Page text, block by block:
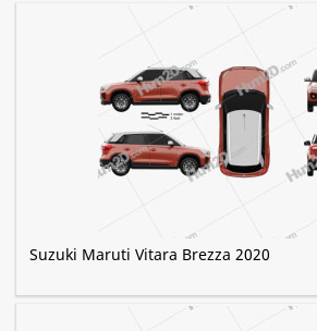
Suzuki Maruti Vitara Brezza 2020